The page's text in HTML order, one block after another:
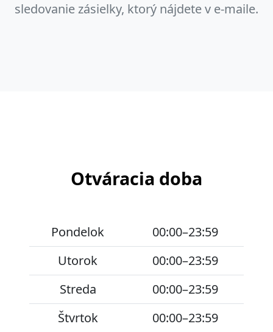
sledovanie zásielky, ktorý nájdete v e-maile.
Otváracia doba
Pondelok
00:00–23:59
Utorok
00:00–23:59
Streda
00:00–23:59
Štvrtok
00:00–23:59